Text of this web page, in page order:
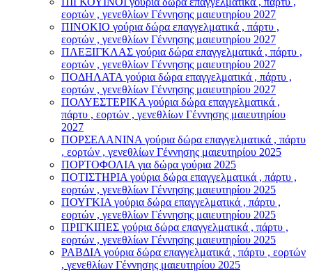
εορτών , γενεθλίων Γέννησης μαιευτηρίου 2027
ΠΙΝΟΚΙΟ γούρια δώρα επαγγελματικά , πάρτυ ,
εορτών , γενεθλίων Γέννησης μαιευτηρίου 2027
ΠΛΕΞΙΓΚΛΑΣ γούρια δώρα επαγγελματικά , πάρτυ ,
εορτών , γενεθλίων Γέννησης μαιευτηρίου 2027
ΠΟΔΗΛΑΤΑ γούρια δώρα επαγγελματικά , πάρτυ ,
εορτών , γενεθλίων Γέννησης μαιευτηρίου 2027
ΠΟΛΥΕΣΤΕΡΙΚΑ γούρια δώρα επαγγελματικά ,
πάρτυ , εορτών , γενεθλίων Γέννησης μαιευτηρίου
2027
ΠΟΡΣΕΛΑΝΙΝΑ γούρια δώρα επαγγελματικά , πάρτυ
, εορτών , γενεθλίων Γέννησης μαιευτηρίου 2025
ΠΟΡΤΟΦΟΛΙΑ για δώρα γούρια 2025
ΠΟΤΙΣΤΗΡΙΑ γούρια δώρα επαγγελματικά , πάρτυ ,
εορτών , γενεθλίων Γέννησης μαιευτηρίου 2025
ΠΟΥΓΚΙΑ γούρια δώρα επαγγελματικά , πάρτυ ,
εορτών , γενεθλίων Γέννησης μαιευτηρίου 2025
ΠΡΙΓΚΙΠΕΣ γούρια δώρα επαγγελματικά , πάρτυ ,
εορτών , γενεθλίων Γέννησης μαιευτηρίου 2025
ΡΑΒΔΙΑ γούρια δώρα επαγγελματικά , πάρτυ , εορτών
, γενεθλίων Γέννησης μαιευτηρίου 2025